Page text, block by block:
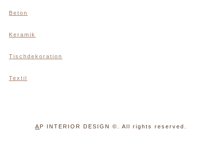
Beton
Keramik
Tischdekoration
Textil
A P INTERIOR DESIGN ©. All rights reserved.